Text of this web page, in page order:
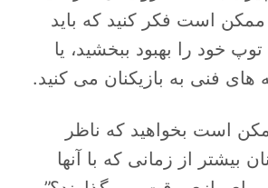
ممکن است فکر کنید که باید
خود را بهبود ببخشید، یا
های فنی به بازیکنان می کنید.
است بخواهید که ناظر
بیشتر از زمانی که با آنها